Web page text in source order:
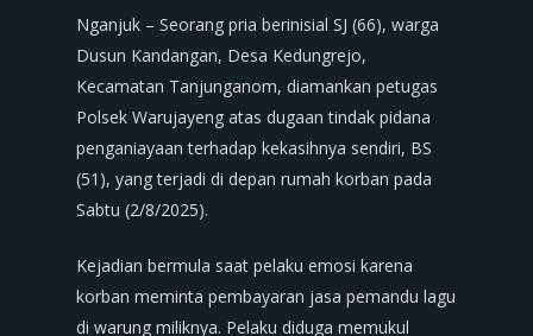
Nganjuk – Seorang pria berinisial SJ (66), warga
Dusun Kandangan, Desa Kedungrejo,
Kecamatan Tanjunganom, diamankan petugas
Polsek Warujayeng atas dugaan tindak pidana
penganiayaan terhadap kekasihnya sendiri, BS
(51), yang terjadi di depan rumah korban pada
Sabtu (2/8/2025).
Kejadian bermula saat pelaku emosi karena
korban meminta pembayaran jasa pemandu lagu
di warung miliknya. Pelaku diduga memukul